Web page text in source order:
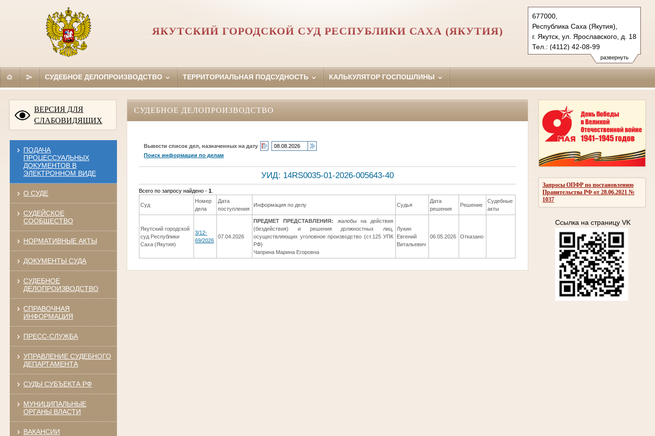
развернуть
677000,
Республика Саха (Якутия),
г. Якутск, ул. Ярославского, д. 18
Тел.: (4112) 42-08-99
jakutsky.jak@sudrf.ru
ЯКУТСКИЙ ГОРОДСКОЙ СУД РЕСПУБЛИКИ САХА (ЯКУТИЯ)
СУДЕБНОЕ ДЕЛОПРОИЗВОДСТВО ТЕРРИТОРИАЛЬНАЯ ПОДСУДНОСТЬ КАЛЬКУЛЯТОР ГОСПОШЛИНЫ
ВЕРСИЯ ДЛЯ
СЛАБОВИДЯЩИХ
ПОДАЧА
ПРОЦЕССУАЛЬНЫХ
ДОКУМЕНТОВ В
ЭЛЕКТРОННОМ ВИДЕ
О СУДЕ
СУДЕЙСКОЕ
СООБЩЕСТВО
НОРМАТИВНЫЕ АКТЫ
ДОКУМЕНТЫ СУДА
СУДЕБНОЕ
ДЕЛОПРОИЗВОДСТВО
СПРАВОЧНАЯ
ИНФОРМАЦИЯ
ПРЕСС-СЛУЖБА
УПРАВЛЕНИЕ СУДЕБНОГО
ДЕПАРТАМЕНТА
СУДЫ СУБЪЕКТА РФ
МУНИЦИПАЛЬНЫЕ
ОРГАНЫ ВЛАСТИ
ВАКАНСИИ
Запросы ОПФР по постановлению
Правительства РФ от 28.06.2021 №
1037
Ссылка на страницу VK
СУДЕБНОЕ ДЕЛОПРОИЗВОДСТВО
Вывести список дел, назначенных на дату
Поиск информации по делам
УИД: 14RS0035-01-2026-005643-40
Всего по запросу найдено -1
Суд
Номер
дела
Дата
поступления
Информация по делу Судья
Дата
решения
Решение
Судебные
акты
Якутский городской
суд Республики
Саха (Якутия)
3/12-
69/2026
07.04.2026
ПРЕДМЕТ ПРЕДСТАВЛЕНИЯ:
жалобы на действия
(бездействия) и решения должностных лиц,
осуществляющих уголовное производство (ст.125 УПК
РФ)
Чаприна Марина Егоровна
Лукин
Евгений
Витальевич
06.05.2026 Отказано